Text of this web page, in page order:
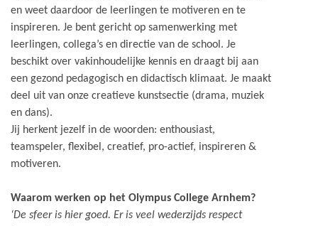
en weet daardoor de leerlingen te motiveren en te
inspireren. Je bent gericht op samenwerking met
leerlingen, collega’s en directie van de school. Je
beschikt over vakinhoudelijke kennis en draagt bij aan
een gezond pedagogisch en didactisch klimaat. Je maakt
deel uit van onze creatieve kunstsectie (drama, muziek
en dans).
Jij herkent jezelf in de woorden: enthousiast,
teamspeler, flexibel, creatief, pro-actief, inspireren &
motiveren.
Waarom werken op het Olympus College Arnhem?
‘De sfeer is hier goed. Er is veel wederzijds respect